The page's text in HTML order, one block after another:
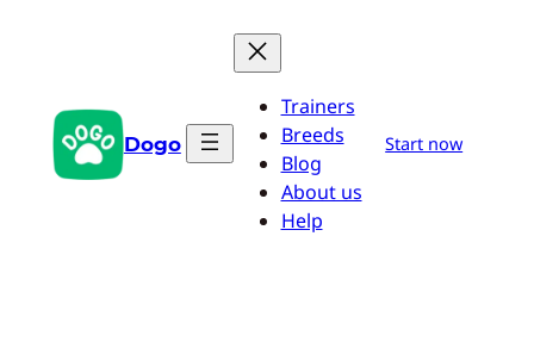
Dogo
Trainers
Breeds
Blog
About us
Help
Start now